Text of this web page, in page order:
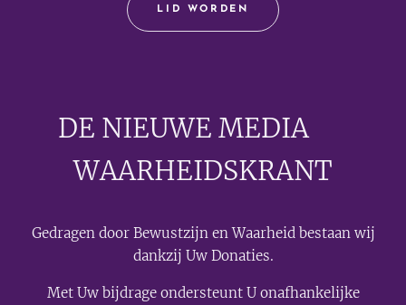
LID WORDEN
DE NIEUWE MEDIA🟣
WAARHEIDSKRANT
Gedragen door Bewustzijn en Waarheid bestaan wij
dankzij Uw Donaties.
Met Uw bijdrage ondersteunt U onafhankelijke